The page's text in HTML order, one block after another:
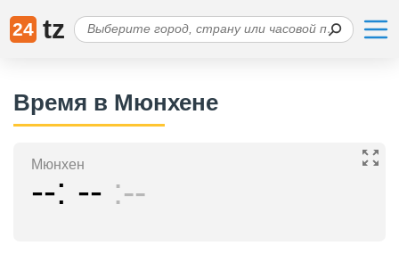
24 tz
Время в Мюнхене
Мюнхен
-- -- --